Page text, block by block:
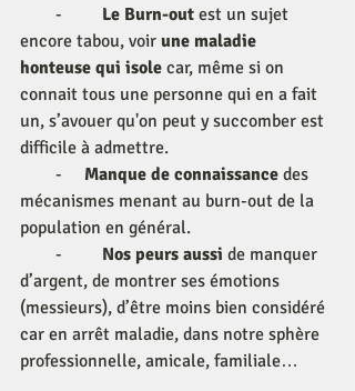
        -
Le Burn-out est un sujet
encore tabou, voir une maladie
honteuse qui isole car, même si on
connait tous une personne qui en a fait
un, s’avouer qu'on peut y succomber est
difficile à admettre.
        -
Manque de connaissance des
mécanismes menant au burn-out de la
population en général.
        -
Nos peurs aussi de manquer
d’argent, de montrer ses émotions
(messieurs), d’être moins bien considéré
car en arrêt maladie, dans notre sphère
professionnelle, amicale, familiale…